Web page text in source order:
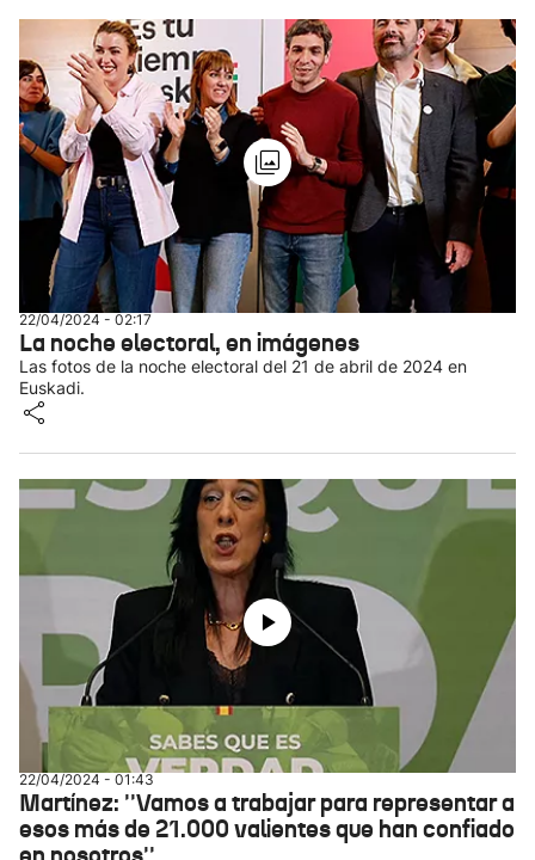
22/04/2024 - 02:17
La noche electoral, en imágenes
Las fotos de la noche electoral del 21 de abril de 2024 en
Euskadi.
22/04/2024 - 01:43
Martínez: ''Vamos a trabajar para representar a
esos más de 21.000 valientes que han confiado